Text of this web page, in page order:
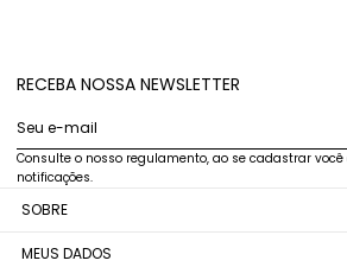
RECEBA NOSSA NEWSLETTER
Seu e-mail
Consulte o nosso regulamento, ao se cadastrar
notificações.
SOBRE
MEUS DADOS